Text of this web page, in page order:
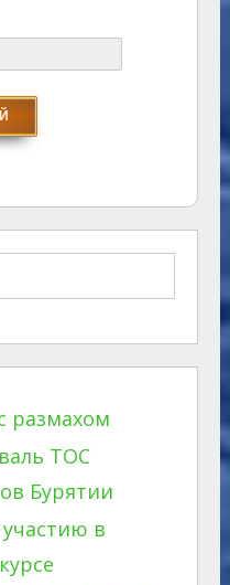
размахом
ТОС
Бурятии
в